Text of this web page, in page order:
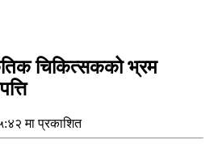
चिकित्सकको भ्रम
मा प्रकाशित